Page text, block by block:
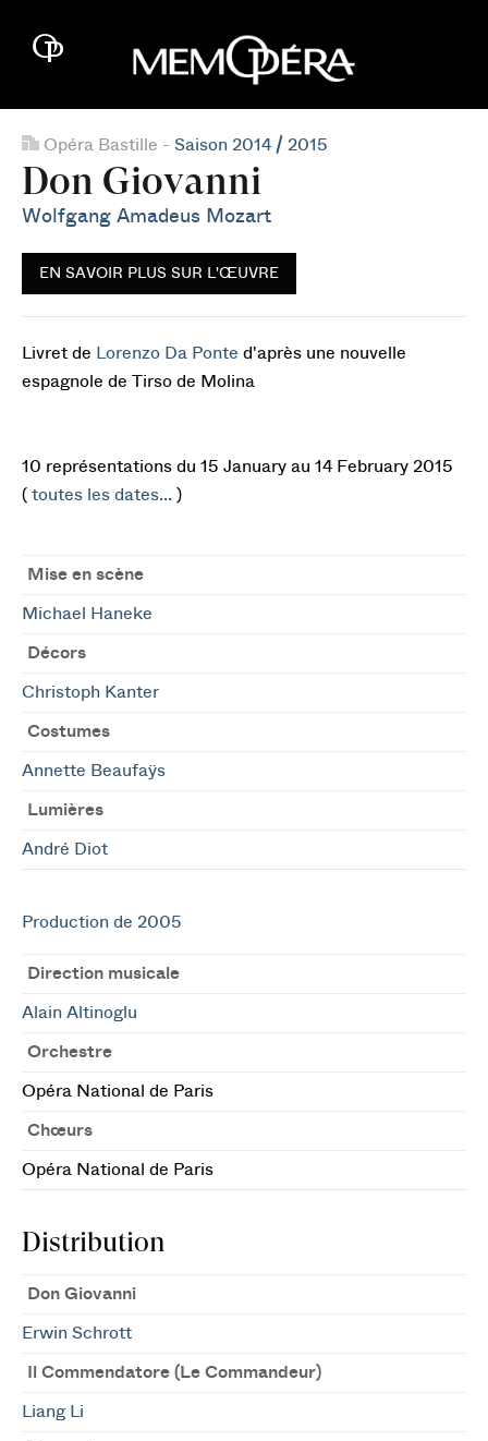
Opéra Bastille - Saison 2014 / 2015
Don Giovanni
Wolfgang Amadeus Mozart
EN SAVOIR PLUS SUR L'ŒUVRE
Livret de Lorenzo Da Ponte d'après une nouvelle
espagnole de Tirso de Molina
10 représentations du 15 January au 14 February 2015
( toutes les dates... )
Mise en scène
Michael Haneke
Décors
Christoph Kanter
Costumes
Annette Beaufaÿs
Lumières
André Diot
Production de 2005
Direction musicale
Alain Altinoglu
Orchestre
Opéra National de Paris
Chœurs
Opéra National de Paris
Distribution
Don Giovanni
Erwin Schrott
Il Commendatore (Le Commandeur)
Liang Li